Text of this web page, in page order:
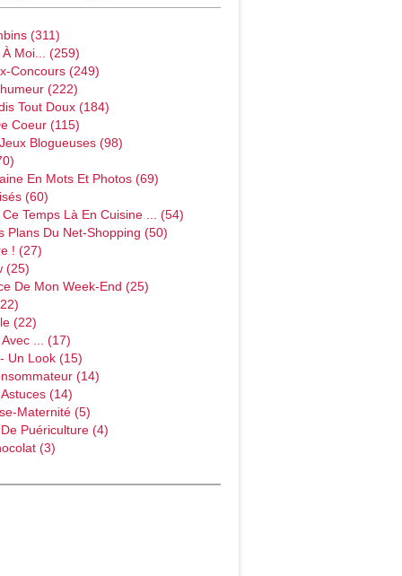
(311)
À Moi... (259)
Concours (249)
(222)
Tout Doux (184)
Coeur (115)
Blogueuses (98)
En Mots Et Photos (69)
(60)
Temps Là En Cuisine ... (54)
Plans Du Net-Shopping (50)
! (27)
(25)
De Mon Week-End (25)
(22)
... (17)
Un Look (15)
(14)
(14)
Maternité (5)
Puériculture (4)
(3)